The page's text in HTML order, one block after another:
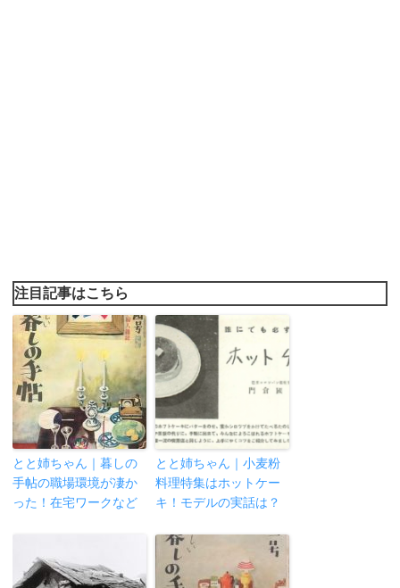
注目記事はこちら
とと姉ちゃん｜暮しの
手帖の職場環境が凄か
った！在宅ワークなど
とと姉ちゃん｜小麦粉
料理特集はホットケー
キ！モデルの実話は？